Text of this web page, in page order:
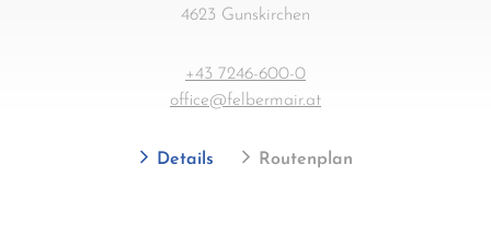
4623 Gunskirchen
+43 7246-600-0
office@felbermair.at
Details Routenplan